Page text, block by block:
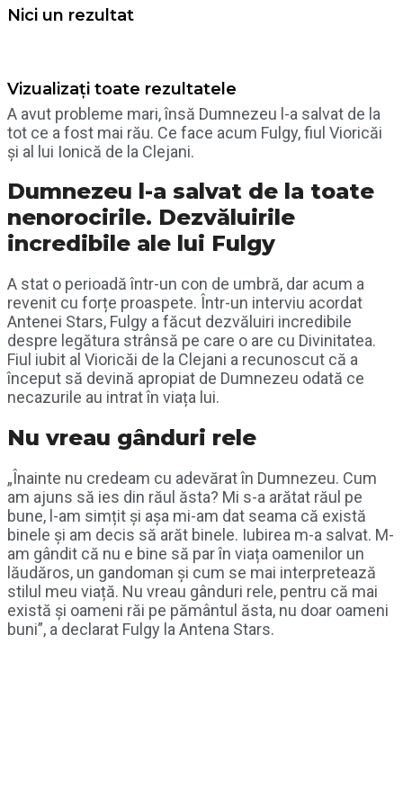
Nici un rezultat
Vizualizați toate rezultatele
A avut probleme mari, însă Dumnezeu l-a salvat de la
tot ce a fost mai rău. Ce face acum Fulgy, fiul Vioricăi
și al lui Ionică de la Clejani.
Dumnezeu l-a salvat de la toate
nenorocirile. Dezvăluirile
incredibile ale lui Fulgy
A stat o perioadă într-un con de umbră, dar acum a
revenit cu forțe proaspete. Într-un interviu acordat
Antenei Stars, Fulgy a făcut dezvăluiri incredibile
despre legătura strânsă pe care o are cu Divinitatea.
Fiul iubit al Vioricăi de la Clejani a recunoscut că a
început să devină apropiat de Dumnezeu odată ce
necazurile au intrat în viața lui.
Nu vreau gânduri rele
„Înainte nu credeam cu adevărat în Dumnezeu. Cum
am ajuns să ies din răul ăsta? Mi s-a arătat răul pe
bune, l-am simțit și așa mi-am dat seama că există
binele și am decis să arăt binele. Iubirea m-a salvat. M-
am gândit că nu e bine să par în viața oamenilor un
lăudăros, un gandoman și cum se mai interpretează
stilul meu viață. Nu vreau gânduri rele, pentru că mai
există și oameni răi pe pământul ăsta, nu doar oameni
buni”, a declarat Fulgy la Antena Stars.